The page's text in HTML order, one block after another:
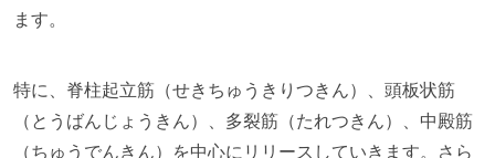
ます。
特に、脊柱起立筋（せきちゅうきりつきん）、頭板状筋
（とうばんじょうきん）、多裂筋（たれつきん）、中殿筋
（ちゅうでんきん）を中心にリリースしていきます。さら